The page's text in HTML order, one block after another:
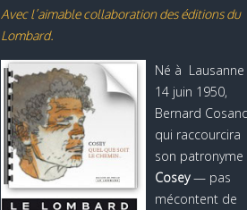
Avec l’aimable collaboration des éditions du
Lombard.
Né à Lausanne
14 juin 1950,
Bernard
qui raccourcira
son patronyme
Cosey— pas
mécontent de